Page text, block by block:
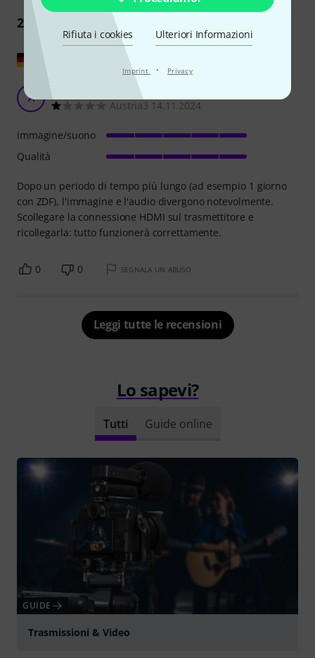
Rifiuta i cookies Ulteriori Informazioni
Imprint · Privacy
2Recensioni
A Audio Video Asincrono
Austria3 14.11.2024
Dopo un periodo di tempo più lungo (ad esempio 1 giorno
con ZDF), l'immagine e l'audio divergono notevolmente.
Scollegare la connessione HDMI sul trasmettitore e
ricollegarla: tutto funzionerà correttamente.
immagine/suono
Qualità
0 0 SEGNALA UN ABUSO
Leggi tutte le recensioni
Lo sapevi?
Tutti Guide online
GUIDE
Trasmissioni & Video